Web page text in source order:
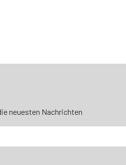
neuesten Nachrichten